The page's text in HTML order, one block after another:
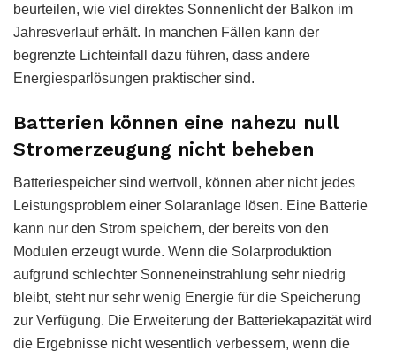
beurteilen, wie viel direktes Sonnenlicht der Balkon im
Jahresverlauf erhält. In manchen Fällen kann der
begrenzte Lichteinfall dazu führen, dass andere
Energiesparlösungen praktischer sind.
Batterien können eine nahezu null
Stromerzeugung nicht beheben
Batteriespeicher sind wertvoll, können aber nicht jedes
Leistungsproblem einer Solaranlage lösen. Eine Batterie
kann nur den Strom speichern, der bereits von den
Modulen erzeugt wurde. Wenn die Solarproduktion
aufgrund schlechter Sonneneinstrahlung sehr niedrig
bleibt, steht nur sehr wenig Energie für die Speicherung
zur Verfügung. Die Erweiterung der Batteriekapazität wird
die Ergebnisse nicht wesentlich verbessern, wenn die